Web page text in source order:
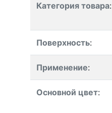
Категория товара:
Поверхность:
Применение:
Основной цвет: